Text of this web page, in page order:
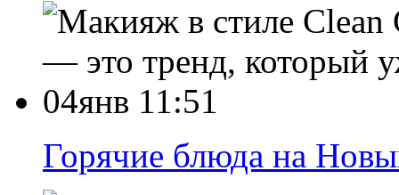
— это тренд, который
04янв 11:51
Горячие блюда на